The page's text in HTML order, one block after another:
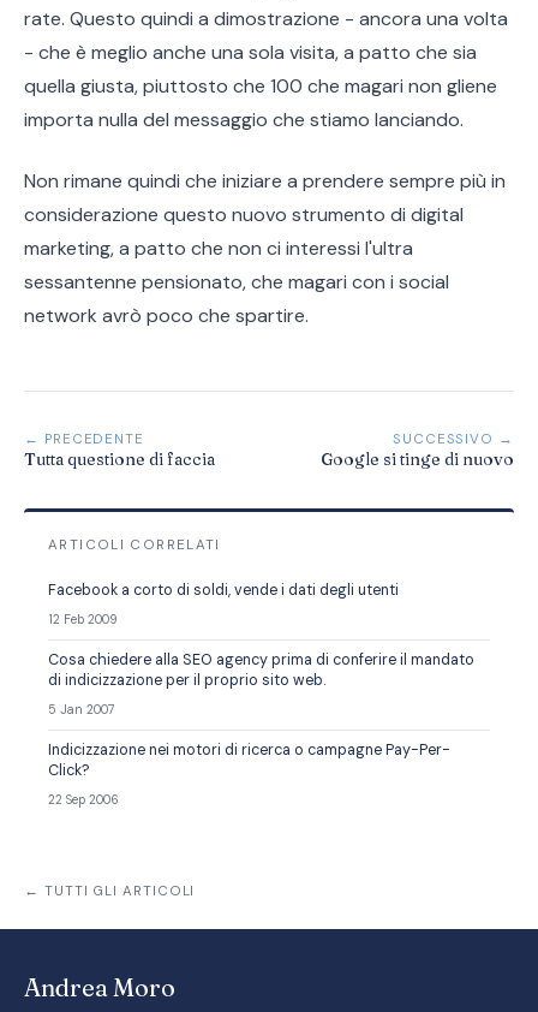
rate. Questo quindi a dimostrazione - ancora una volta
- che è meglio anche una sola visita, a patto che sia
quella giusta, piuttosto che 100 che magari non gliene
importa nulla del messaggio che stiamo lanciando.
Non rimane quindi che iniziare a prendere sempre più in
considerazione questo nuovo strumento di digital
marketing, a patto che non ci interessi l'ultra
sessantenne pensionato, che magari con i social
network avrò poco che spartire.
← PRECEDENTE
Tutta questione di faccia
SUCCESSIVO →
Google si tinge di nuovo
ARTICOLI CORRELATI
Facebook a corto di soldi, vende i dati degli utenti
12 Feb 2009
Cosa chiedere alla SEO agency prima di conferire il mandato
di indicizzazione per il proprio sito web.
5 Jan 2007
Indicizzazione nei motori di ricerca o campagne Pay-Per-
Click?
22 Sep 2006
← TUTTI GLI ARTICOLI
Andrea Moro